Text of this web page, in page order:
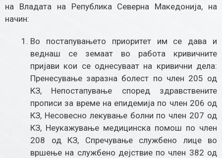
на Владата на Република Северна Македонија, на
начин:
Во постапувањето приоритет им се дава и
веднаш се земаат во работа кривичните
пријави кои се однесуваат на кривични дела:
Пренесување заразна болест по член 205 од
КЗ, Непостапување според здравствените
прописи за време на епидемија по член 206 од
КЗ, Несовесно лекување болни по член 207 од
КЗ, Неукажување медицинска помош по член
208 од КЗ, Спречување службено лице во
вршење на службено дејствие по член 382 од